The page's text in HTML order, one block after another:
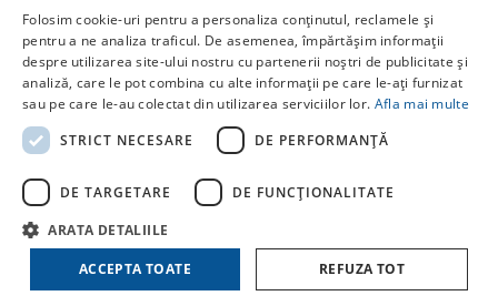
Social media
Ne gasiti si pe platformele:
RatiotermShop Facebook Whatsap
byCreative Stuff
COSUL MEU
Continua cumparaturile
Folosim cookie-uri pentru a personaliza conținutul, reclamele și
pentru a ne analiza traficul. De asemenea, împărtășim informații
despre utilizarea site-ului nostru cu partenerii noștri de publicitate și
analiză, care le pot combina cu alte informații pe care le-ați furnizat
sau pe care le-au colectat din utilizarea serviciilor lor. Afla mai multe
STRICT NECESARE
DE PERFORMANȚĂ
DE TARGETARE DE FUNCŢIONALITATE
ARATA DETALIILE
ACCEPTA TOATE REFUZA TOT